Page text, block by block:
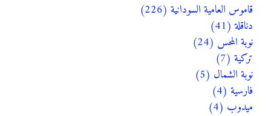
قاموس العامية السودانية (226)
دناقلة (41)
نوبة المحس (24)
تركية (7)
نوبة الشمال (5)
فارسية (4)
ميدوب (4)